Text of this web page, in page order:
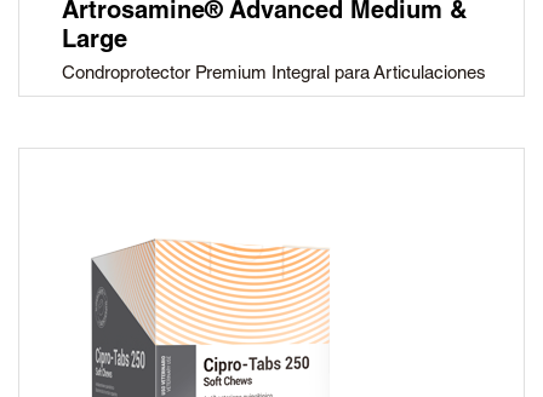
Artrosamine® Advanced Medium &
Large
Condroprotector Premium Integral para Articulaciones